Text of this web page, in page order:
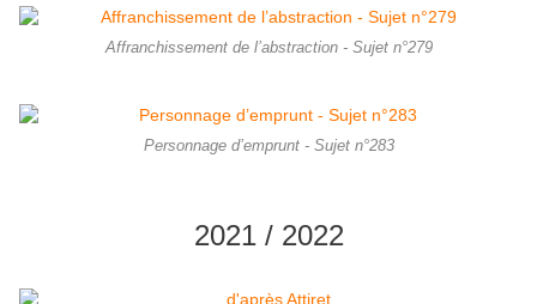
Affranchissement de l’abstraction - Sujet n°279
Personnage d’emprunt - Sujet n°283
2021 / 2022